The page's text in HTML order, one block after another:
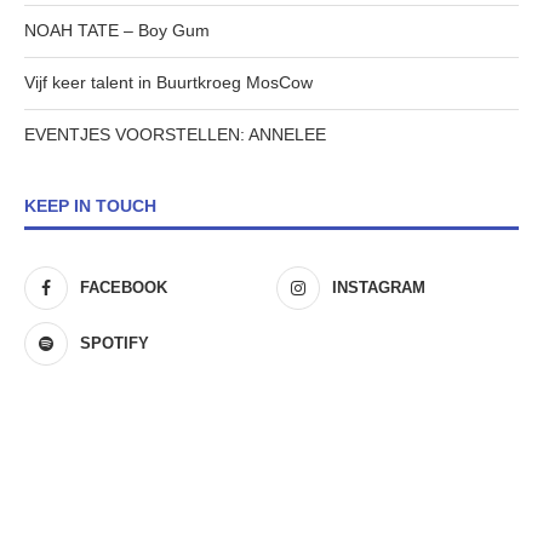
NOAH TATE – Boy Gum
Vijf keer talent in Buurtkroeg MosCow
EVENTJES VOORSTELLEN: ANNELEE
KEEP IN TOUCH
FACEBOOK INSTAGRAM
SPOTIFY